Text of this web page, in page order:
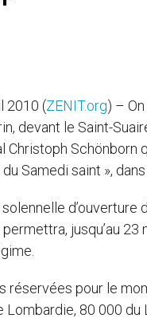
2010 (ZENIT.org) –
devant le Saint-
Christoph Schönborn
Samedi saint »,
d’ouverture
permettra, jusqu’au
réservées pour le
80 000 du